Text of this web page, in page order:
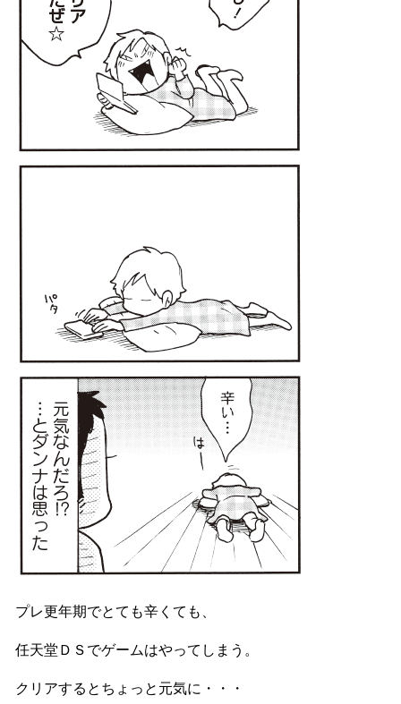
プレ更年期でとても辛くても、
任天堂ＤＳでゲームはやってしまう。
クリアするとちょっと元気に・・・